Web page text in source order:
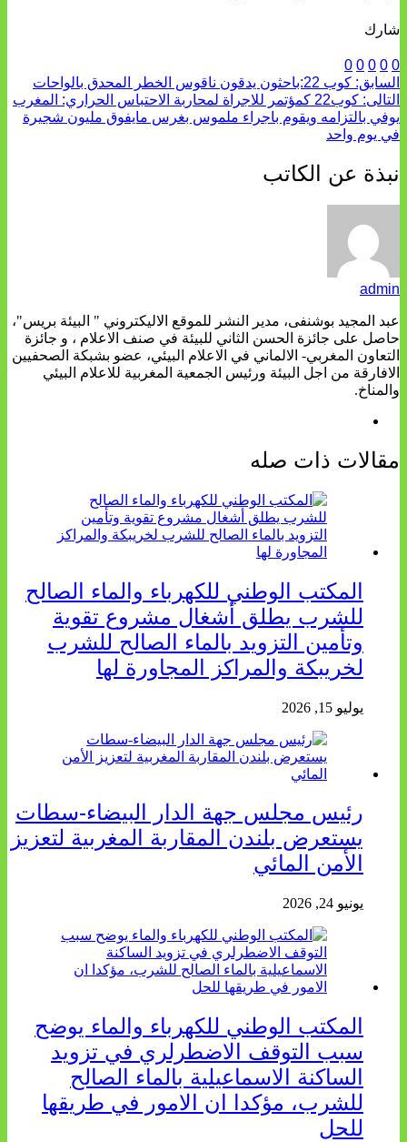
شارك
0
0
0
0
0
السابق: كوب 22:باحثون يدقون ناقوس الخطر المحدق بالواحات
التالى:
كوب22 كمؤتمر للاجراة لمحاربة الاحتباس الحراري: المغرب
يوفي بالتزامه ويقوم باجراء ملموس بغرس مايفوق مليون شجيرة
في يوم واحد
نبذة عن الكاتب
admin
عبد المجيد بوشنفى، مدير النشر للموقع الاليكتروني " البيئة بريس"،
حاصل على جائزة الحسن الثاني للبيئة في صنف الاعلام ، و جائزة
التعاون المغربي- الالماني في الاعلام البيئي، عضو بشبكة الصحفيين
الافارقة من اجل البيئة ورئيس الجمعية المغربية للاعلام البيئي
والمناخ.
مقالات ذات صله
المكتب الوطني للكهرباء والماء الصالح
للشرب يطلق أشغال مشروع تقوية
وتأمين التزويد بالماء الصالح للشرب
لخريبكة والمراكز المجاورة لها
يوليو 15, 2026
رئيس مجلس جهة الدار البيضاء-سطات
يستعرض بلندن المقاربة المغربية لتعزيز
الأمن المائي
يونيو 24, 2026
المكتب الوطني للكهرباء والماء يوضح
سبب التوقف الاضطرلري في تزويد
الساكنة الاسماعيلية بالماء الصالح
للشرب، مؤكدا ان الامور في طريقها
للحل